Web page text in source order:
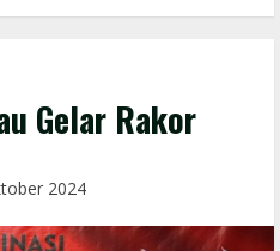
Gelar Rakor
2024